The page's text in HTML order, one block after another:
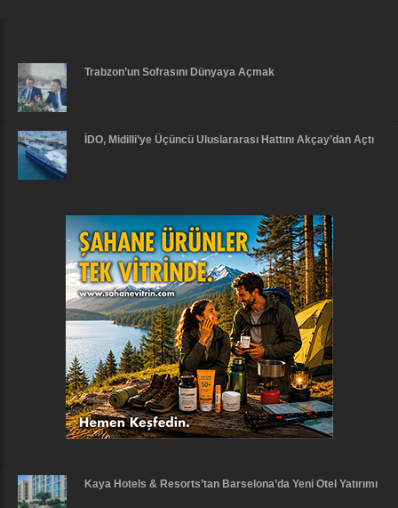
Trabzon’un Sofrasını Dünyaya Açmak
İDO, Midilli’ye Üçüncü Uluslararası Hattını Akçay’dan Açtı
Kaya Hotels & Resorts’tan Barselona’da Yeni Otel Yatırımı